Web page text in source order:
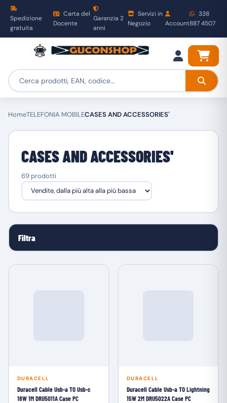
Spedizione
gratuita
Carta del
Docente
Garanzia 2
anni
Servizi in
Negozio
Account
338
887 4507
HomeTELEFONIA MOBILECASES AND ACCESSORIES'
CASES AND ACCESSORIES'
69 prodotti
Filtra
DURACELL
Duracell Cable Usb-a TO Usb-c
18W 1M DRU5011A Case PC
DURACELL
Duracell Cable Usb-a TO Lightning
15W 2M DRU5022A Case PC